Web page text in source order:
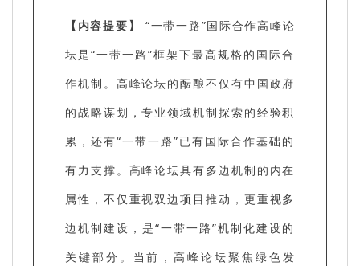
【内容提要】
“一带一路”国际合作高峰论
坛是“一带一路”框架下最高规格的国际合
作机制。高峰论坛的酝酿不仅有中国政府
的战略谋划，专业领域机制探索的经验积
累，还有“一带一路”已有国际合作基础的
有力支撑。高峰论坛具有多边机制的内在
属性，不仅重视双边项目推动，更重视多
边机制建设，是“一带一路”机制化建设的
关键部分。当前，高峰论坛聚焦绿色发